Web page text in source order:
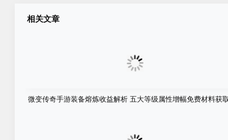
相关文章
微变传奇手游装备熔炼收益解析 五大等级属性增幅免费材料获